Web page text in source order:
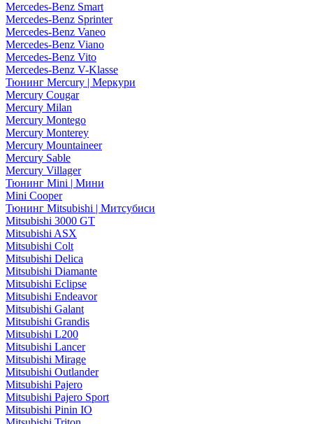
Mercedes-Benz Smart
Mercedes-Benz Sprinter
Mercedes-Benz Vaneo
Mercedes-Benz Viano
Mercedes-Benz Vito
Mercedes-Benz V-Klasse
Тюнинг Mercury | Меркури
Mercury Cougar
Mercury Milan
Mercury Montego
Mercury Monterey
Mercury Mountaineer
Mercury Sable
Mercury Villager
Тюнинг Mini | Мини
Mini Cooper
Тюнинг Mitsubishi | Митсубиси
Mitsubishi 3000 GT
Mitsubishi ASX
Mitsubishi Colt
Mitsubishi Delica
Mitsubishi Diamante
Mitsubishi Eclipse
Mitsubishi Endeavor
Mitsubishi Galant
Mitsubishi Grandis
Mitsubishi L200
Mitsubishi Lancer
Mitsubishi Mirage
Mitsubishi Outlander
Mitsubishi Pajero
Mitsubishi Pajero Sport
Mitsubishi Pinin IO